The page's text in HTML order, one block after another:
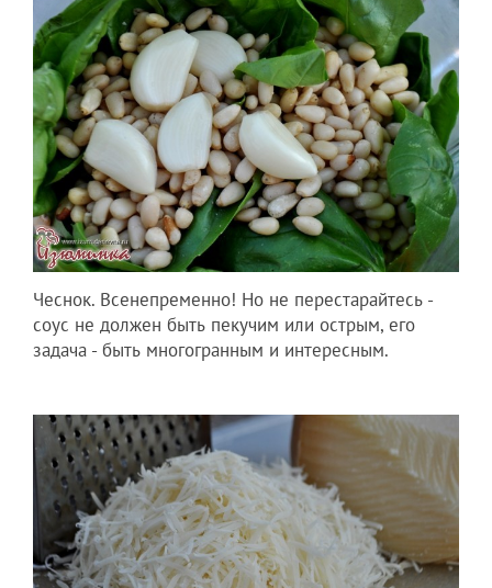
Чеснок. Всенепременно! Но не перестарайтесь -
соус не должен быть пекучим или острым, его
задача - быть многогранным и интересным.